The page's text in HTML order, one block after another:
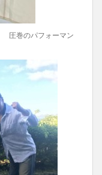
圧巻のパフォーマン